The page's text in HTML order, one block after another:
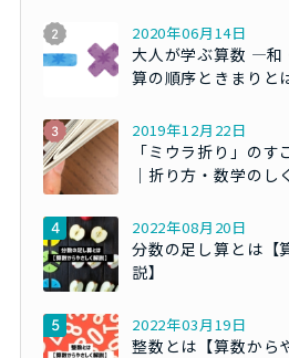
2020年06月14日
大人が学ぶ算数 ―和
算の順序ときまりと
2019年12月22日
「ミウラ折り」の
｜折り方・数学の
2022年08月20日
分数の足し算とは【
説】
2022年03月19日
整数とは【算数から